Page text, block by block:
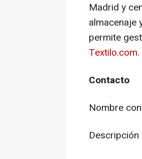
Madrid y
almacenaje
permite
Textilo.com.
Contacto
Nombre
Descripción